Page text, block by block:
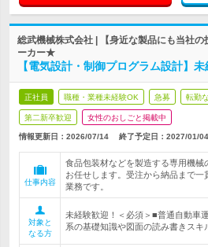
総武機械株式会社 | 【身近な製品にも当社
ーカー★
【電気設計・制御プログラム設計】
正社員 職種・業種未経験OK 急募 転勤
第二新卒歓迎 女性のおしごと掲載中
情報更新日：2026/07/14 終了予定日： 2027/01/04
仕事内容
食品包装材などを製造する専用機械
お任せします。受注から納品まで一
業務です。
対象と
なる方
未経験歓迎！＜必須＞■普通自動車
系の基礎知識や図面の読み書きスキ